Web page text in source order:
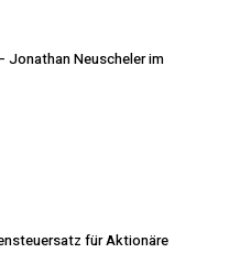
Neuscheler im
für Aktionäre